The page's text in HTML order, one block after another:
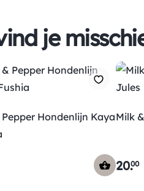
je
Hondenlijn KayaMilk
20.00